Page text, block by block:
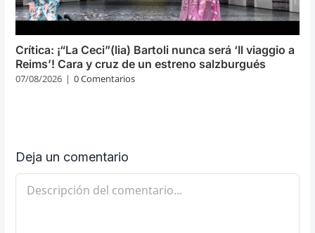
Crítica: ¡“La Ceci”(lia) Bartoli nunca será ‘Il viaggio a
Reims’! Cara y cruz de un estreno salzburgués
07/08/2026 | 0 Comentarios
Deja un comentario
Comentario